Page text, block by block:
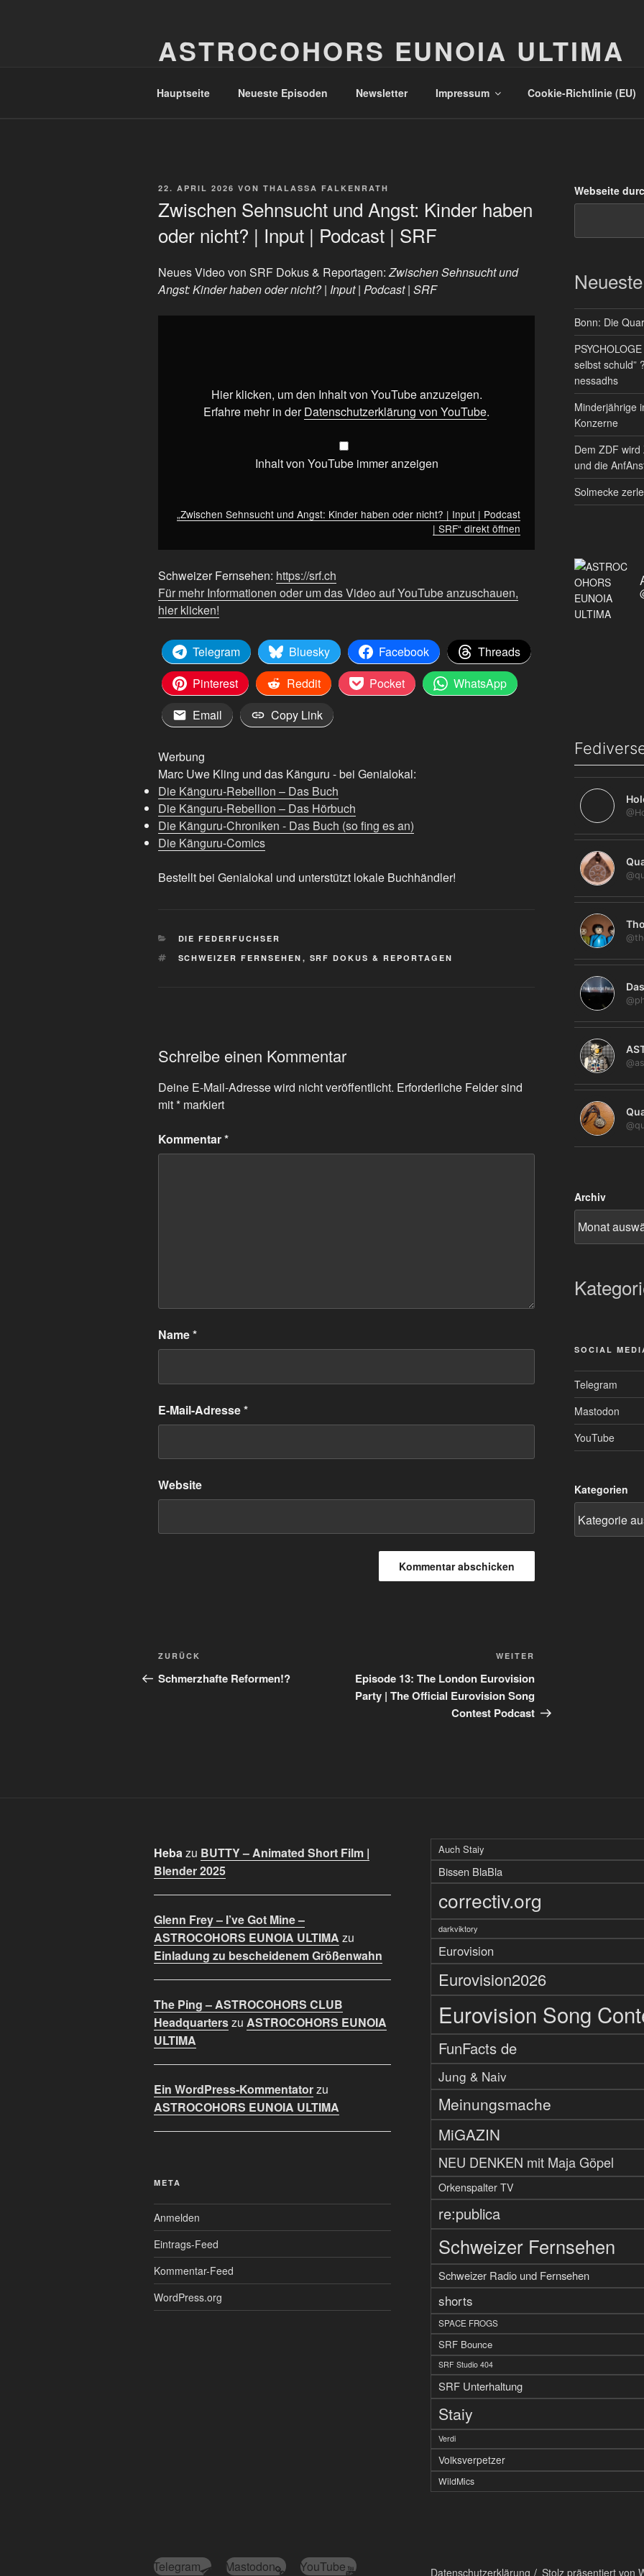
ASTROCOHORS EUNOIA ULTIMA
Hauptseite Neueste Episoden Newsletter Impressum Cookie-Richtlinie (EU)
VERÖFFENTLICHT
22. APRIL 2026 VON THALASSA FALKENRATH
Zwischen Sehnsucht und Angst: Kinder haben
oder nicht? | Input | Podcast | SRF
Neues Video von SRF Dokus & Reportagen:Zwischen Sehnsucht und
Angst: Kinder haben oder nicht? | Input | Podcast | SRF
Podcast
SRF“
YouTube
anzeigen
Hier klicken, um den Inhalt von YouTube anzuzeigen.
Erfahre mehr in derDatenschutzerklärung von YouTube.
Inhalt von YouTube immer anzeigen
„Zwischen Sehnsucht und Angst: Kinder haben oder nicht? | Input | Podcast
| SRF“ direkt öffnen
Schweizer Fernsehen: https://srf.ch
Für mehr Informationen oder um das Video auf YouTube anzuschauen,
hier klicken!
Telegram Bluesky Facebook
Threads
Pinterest
Reddit Pocket
WhatsApp
Email
Copy Link
Werbung
Marc Uwe Kling und das Känguru - bei Genialokal:
Die Känguru-Rebellion – Das Buch
Die Känguru-Rebellion – Das Hörbuch
Die Känguru-Chroniken - Das Buch (so fing es an)
Die Känguru-Comics
Bestellt bei Genialokal und unterstützt lokale Buchhändler!
KATEGORIEN
DIE FEDERFUCHSER
SCHLAGWÖRTER
SCHWEIZER FERNSEHEN , SRF DOKUS & REPORTAGEN
Schreibe einen Kommentar
Deine E-Mail-Adresse wird nicht veröffentlicht. Erforderliche Felder sind
mit* markiert
Kommentar*
Name*
E-Mail-Adresse*
Website
Beitragsnavigation
Vorheriger
Beitrag
ZURÜCK
Schmerzhafte Reformen!?
Beitrag
WEITER
Episode 13: The London Eurovision
Party | The Official Eurovision Song
Contest Podcast
Webseite
Bonn: Die
selbst schuld”
nessadhs
Minderjährige
Konzerne
Dem ZDF
und die
Solmecke
Archiv
SOCIAL
Telegram
Mastodon
YouTube
Kategorien
Hebazu BUTTY – Animated Short Film |
Blender 2025
Glenn Frey – I’ve Got Mine –
ASTROCOHORS EUNOIA ULTIMA zu
Einladung zu bescheidenem Größenwahn
The Ping – ASTROCOHORS CLUB
Headquarterszu ASTROCOHORS EUNOIA
ULTIMA
Ein WordPress-Kommentatorzu
ASTROCOHORS EUNOIA ULTIMA
META
Anmelden
Eintrags-Feed
Kommentar-Feed
WordPress.org
Auch Staiy
Bissen BlaBla
correctiv.org
darkviktory
Eurovision
Eurovision2026
Eurovision Song
FunFacts de
Jung & Naiv
Meinungsmache
MiGAZIN
NEU DENKEN mit Maja Göpel
Orkenspalter TV
re:publica
Schweizer Fernsehen
Schweizer Radio und Fernsehen
shorts
SPACE FROGS
SRF Bounce
SRF Studio 404
SRF Unterhaltung
Staiy
Verdi
Volksverpetzer
WildMics
Telegram Mastodon YouTube Datenschutzerklärung Stolz präsentiert von